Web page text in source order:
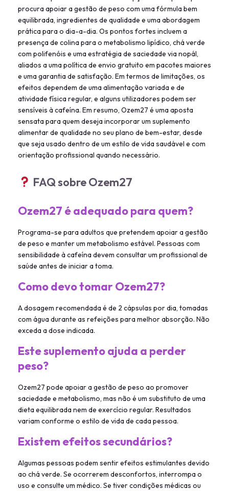
procura apoiar a gestão de peso com uma fórmula bem
equilibrada, ingredientes de qualidade e uma abordagem
prática para o dia-a-dia. Os pontos fortes incluem a
presença de colina para o metabolismo lipídico, chá verde
com polifenóis e uma estratégia de saciedade via nopál,
aliados a uma política de envio gratuito em pacotes maiores
e uma garantia de satisfação. Em termos de limitações, os
efeitos dependem de uma alimentação variada e de
atividade física regular, e alguns utilizadores podem ser
sensíveis à cafeína. Em resumo, Ozem27 é uma aposta
sensata para quem deseja incorporar um suplemento
alimentar de qualidade no seu plano de bem-estar, desde
que seja usado dentro de um estilo de vida saudável e com
orientação profissional quando necessário.
FAQ sobre Ozem27
Ozem27 é adequado para quem?
Programa-se para adultos que pretendem apoiar a gestão
de peso e manter um metabolismo estável. Pessoas com
sensibilidade à cafeína devem consultar um profissional de
saúde antes de iniciar a toma.
Como devo tomar Ozem27?
A dosagem recomendada é de 2 cápsulas por dia, tomadas
com água durante as refeições para melhor absorção. Não
exceda a dose indicada.
Este suplemento ajuda a perder
peso?
Ozem27 pode apoiar a gestão de peso ao promover
saciedade e metabolismo, mas não é um substituto de uma
dieta equilibrada nem de exercício regular. Resultados
variam conforme o estilo de vida de cada pessoa.
Existem efeitos secundários?
Algumas pessoas podem sentir efeitos estimulantes devido
ao chá verde. Se ocorrerem desconfortos, interrompa o
uso e consulte um médico. Se tiver condições médicas ou